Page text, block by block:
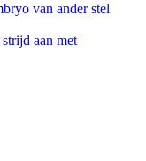
van ander stel
aan met